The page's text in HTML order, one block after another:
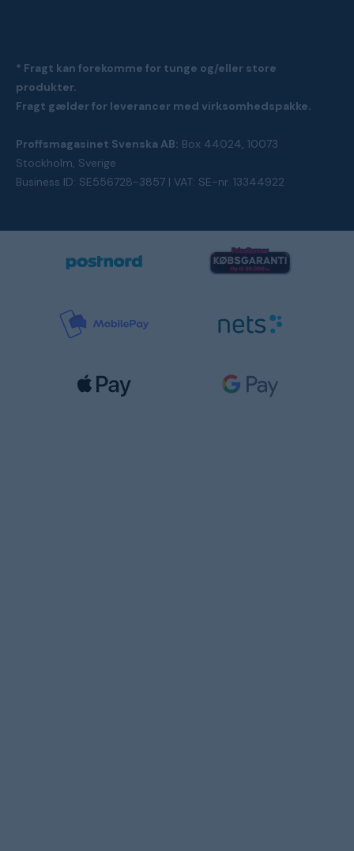
* Fragt kan forekomme for tunge og/eller store
produkter.
Fragt gælder for leverancer med virksomhedspakke.
Proffsmagasinet Svenska AB: Box 44024, 10073
Stockholm, Sverige
Business ID: SE556728-3857 | VAT: SE-nr. 13344922